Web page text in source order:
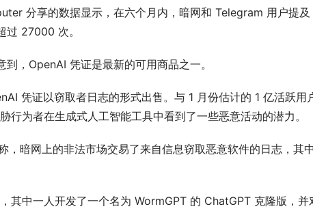
分享的数据显示，在六个月内，暗网和 Telegram 用户提及
过 27000 次。
，OpenAI 凭证是最新的可用商品之一。
凭证以窃取者日志的形式出售。与 1 月份估计的 1 亿活跃用
行为者在生成式人工智能工具中看到了一些恶意活动的潜力。
暗网上的非法市场交易了来自信息窃取恶意软件的日志，其
其中一人开发了一个名为 WormGPT 的 ChatGPT 克隆版，并